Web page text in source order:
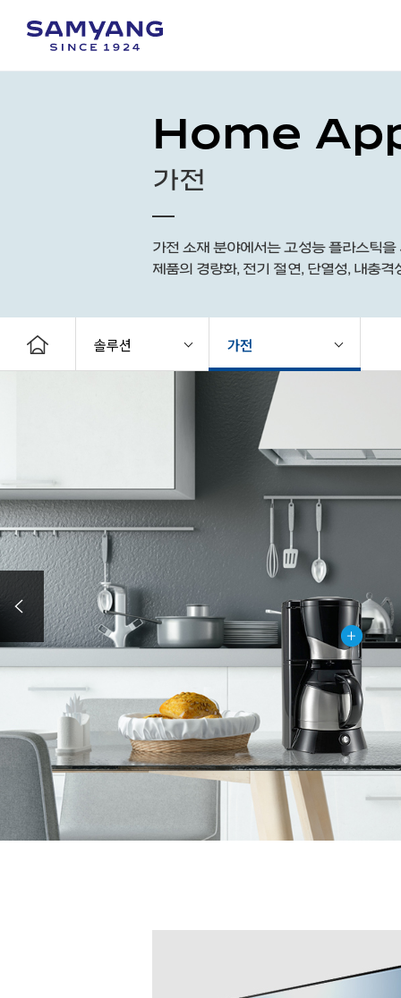
Home
가전
가전 소재 분야에서는 고성능 플라스틱
제품의 경량화, 전기 절연, 단열성, 내충
솔루션 가전